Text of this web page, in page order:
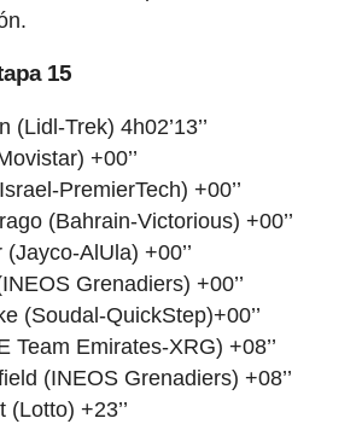
15
(Lidl-Trek) 4h02’13’’
+00’’
PremierTech) +00’’
(Bahrain-Victorious) +00’’
AlUla) +00’’
Grenadiers) +00’’
(Soudal-QuickStep)+00’’
Team Emirates-XRG) +08’’
(INEOS Grenadiers) +08’’
+23’’